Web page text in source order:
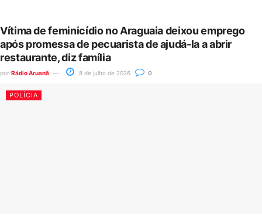
Vítima de feminicídio no Araguaia deixou emprego
após promessa de pecuarista de ajudá-la a abrir
restaurante, diz família
por Rádio Aruanã 8 de julho de 2026 0
POLÍCIA